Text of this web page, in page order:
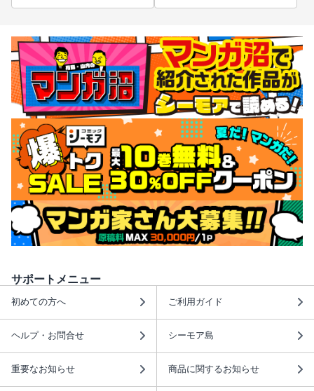
サポートメニュー
初めての方へ ご利用ガイド
ヘルプ・お問合せ シーモア島
重要なお知らせ 商品に関するお知らせ